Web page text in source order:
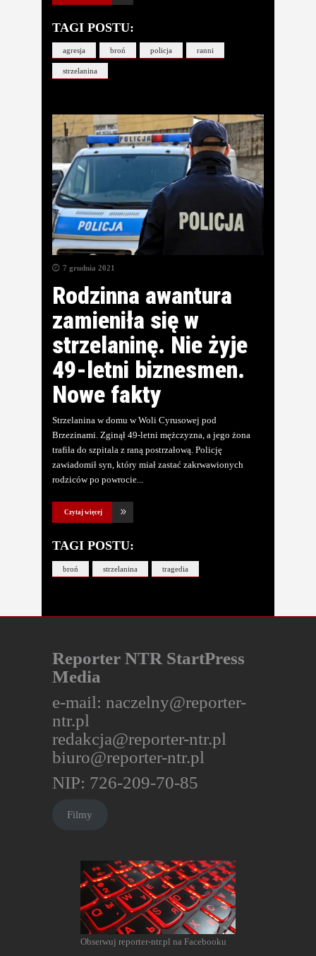
TAGI POSTU:
agresja broń policja ranni
strzelanina
7 grudnia 2021
Rodzinna awantura
zamieniła się w
strzelaninę. Nie żyje
49-letni biznesmen.
Nowe fakty
Strzelanina w domu w Woli Cyrusowej pod
Brzezinami. Zginął 49-letni mężczyzna, a jego żona
trafiła do szpitala z raną postrzałową. Policję
zawiadomił syn, który miał zastać zakrwawionych
rodziców po powrocie
Czytaj więcej
TAGI POSTU:
broń strzelanina tragedia
Reporter NTR StartPress
Media
e-mail: naczelny@reporter-
ntr.pl
redakcja@reporter-ntr.pl
biuro@reporter-ntr.pl
NIP: 726-209-70-85
Filmy
Obserwuj reporter-ntr.pl na Facebooku